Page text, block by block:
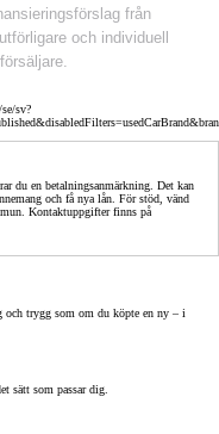
från
och individuell
sv?
du en betalningsanmärkning. Det kan
och få nya lån. För stöd, vänd
Kontaktuppgifter finns på
och trygg som om du köpte en ny – i
sätt som passar dig.